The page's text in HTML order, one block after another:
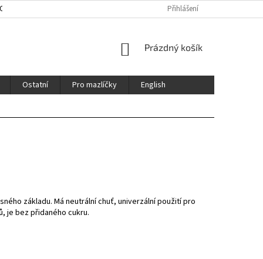
CERTIFIKÁTY / CERTFICATESPřihlášení
NÁKUPNÍ
Prázdný košík
Ostatní Pro mazlíčky
English
základu. Má neutrální chuť, univerzální použití pro
je bez přidaného cukru.